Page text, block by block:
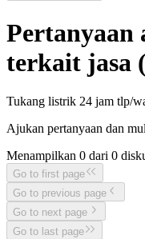
Pertanyaan
terkait jasa (
Tukang listrik 24 jam tlp/
Ajukan pertanyaan dan
Menampilkan 0 dari 0
Go to first page
Go to previous page
Go to next page
Go to last page